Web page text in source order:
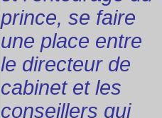
prince, se faire
une place entre
le directeur de
cabinet et les
conseillers qui